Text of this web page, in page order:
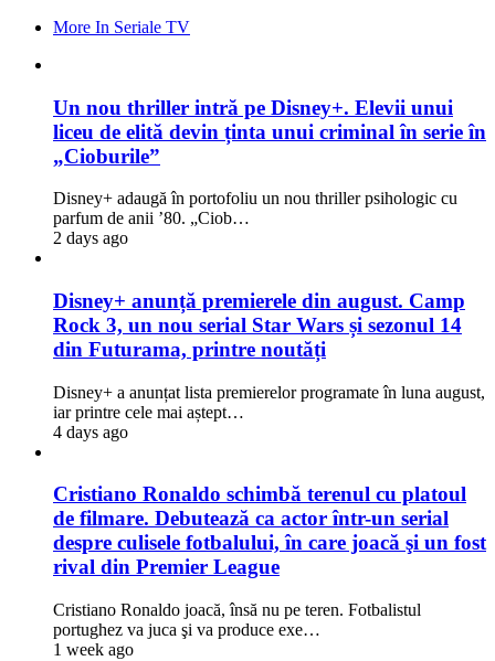
More In Seriale TV
Un nou thriller intră pe Disney+. Elevii unui
liceu de elită devin ținta unui criminal în serie în
„Cioburile”
Disney+ adaugă în portofoliu un nou thriller psihologic cu
parfum de anii ’80. „Ciob…
2 days ago
Disney+ anunță premierele din august. Camp
Rock 3, un nou serial Star Wars și sezonul 14
din Futurama, printre noutăți
Disney+ a anunțat lista premierelor programate în luna august,
iar printre cele mai aștept…
4 days ago
Cristiano Ronaldo schimbă terenul cu platoul
de filmare. Debutează ca actor într-un serial
despre culisele fotbalului, în care joacă şi un fost
rival din Premier League
Cristiano Ronaldo joacă, însă nu pe teren. Fotbalistul
portughez va juca şi va produce exe…
1 week ago